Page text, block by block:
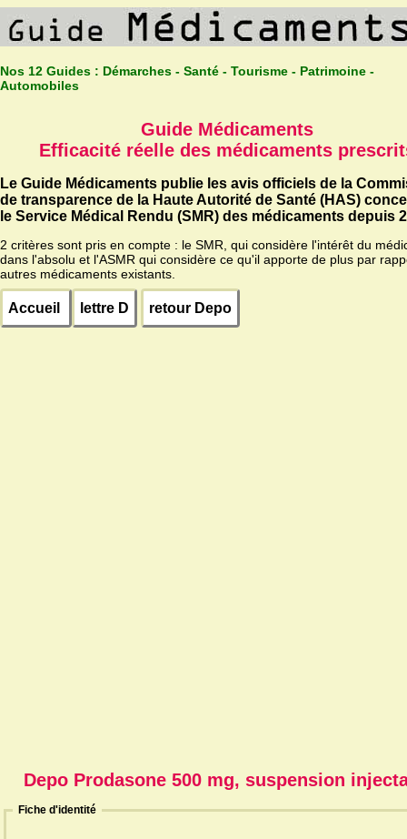
Nos 12 Guides : Démarches - Santé - Tourisme - Patrimoine -
Automobiles
Guide Médicaments
Efficacité réelle des médicaments
Le Guide Médicaments publie les avis officiels de la
de transparence de la Haute Autorité de Santé (HAS)
le Service Médical Rendu (SMR) des médicaments depuis
2 critères sont pris en compte : le SMR, qui considère l'intérêt du
dans l'absolu et l'ASMR qui considère ce qu'il apporte de plus par
autres médicaments existants.
Accueil lettre D retour Depo
Depo Prodasone 500 mg, suspension
Fiche d'identité